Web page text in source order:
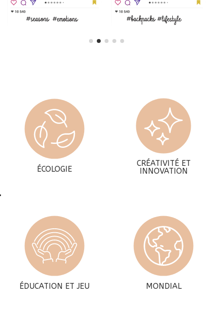
ÉCOLOGIE
CRÉATIVITÉ ET
INNOVATION
ÉDUCATION ET JEU MONDIAL